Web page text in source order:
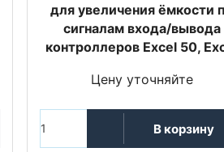
для увеличения ёмкости
сигналам входа/вывода
контроллеров Excel 50,
Цену уточняйте
В корзину